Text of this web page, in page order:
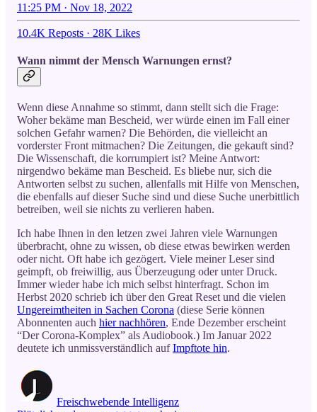
11:25 PM · Nov 18, 2022
10.4K Reposts · 28K Likes
Wann nimmt der Mensch Warnungen ernst?
Wenn diese Annahme so stimmt, dann stellt sich die Frage:
Woher bekäme man Bescheid, wer würde einen im Fall einer
solchen Gefahr warnen? Die Behörden, die vielleicht an
vorderster Front mitmachen? Die Zeitungen, die gekauft sind?
Die Wissenschaft, die korrumpiert ist? Meine Antwort:
nirgendwo bekäme man Bescheid. Es bliebe nur, sich die
Antworten selbst zu suchen, allenfalls mit Hilfe von Menschen,
die ebenfalls auf dieser Suche sind und diese Suche unerbittlich
betreiben, weil sie nichts zu verlieren haben.
Ich habe Ihnen in den letzen zwei Jahren viele Warnungen
überbracht, ohne zu wissen, ob diese etwas bewirken werden
oder nicht. Oft habe ich gezögert. Viele meiner Leser sind
geimpft, ob freiwillig, aus Überzeugung oder unter Druck.
Immer wieder habe ich mich selbst hinterfragt. Schon im
Herbst 2020 schrieb ich über den Great Reset und die vielen
Ungereimtheiten in Sachen Corona (diese Serie können
Abonnenten auch hier nachhören, Ende Dezember erscheint
“Der Corona-Komplex” als Audiobook.) Im Januar 2022
deutete ich unmissverständlich aufImpftote hin.
Freischwebende Intelligenz